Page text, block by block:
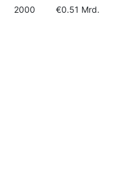
2000 €0.51 Mrd.